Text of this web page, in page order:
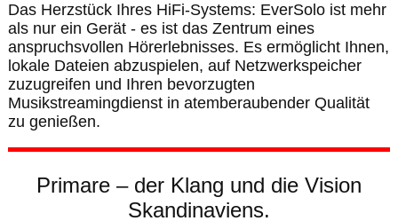
Das Herzstück Ihres HiFi-Systems: EverSolo ist mehr
als nur ein Gerät - es ist das Zentrum eines
anspruchsvollen Hörerlebnisses. Es ermöglicht Ihnen,
lokale Dateien abzuspielen, auf Netzwerkspeicher
zuzugreifen und Ihren bevorzugten
Musikstreamingdienst in atemberaubender Qualität
zu genießen.
Primare – der Klang und die Vision
Skandinaviens.